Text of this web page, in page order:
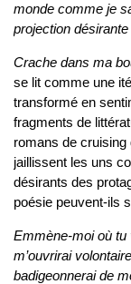
monde comme je
projection
Crache dans ma
se lit comme une
transformé en
fragments de
romans de cruising
jaillissent les uns
désirants des
poésie peuvent-ils
Emmène-moi où tu
m’ouvrirai
badigeonnerai de